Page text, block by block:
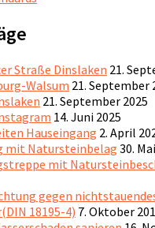
Straße Dinslaken 21.
Walsum 21. September
21. September 2025
14. Juni 2025
Hauseingang 2. April
mit Natursteinbelag 30.
mit
gegen
18195-4) 7. Oktober